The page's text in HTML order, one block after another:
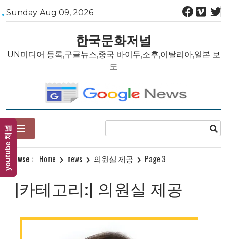
Skip
to
Sunday Aug 09, 2026
한국문화저널
UN미디어 등록,구글뉴스,중국 바이두,소후,이탈리아,일본 보
도
Browse : Home news 의원실 제공 Page 3
[카테고리:] 의원실 제공
youtube 채널